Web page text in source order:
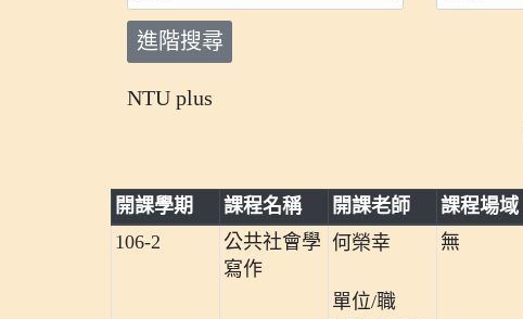
進階搜尋
NTU plus
開課學期 課程名稱 開課老師 課程場域
106-2
公共社會學
寫作
何榮幸
單位/職
無